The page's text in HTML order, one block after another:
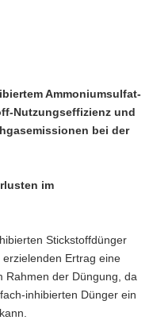
Ammoniumsulfat-
Nutzungseffizienz und
bei der
im
Stickstoffdünger
Ertrag eine
Rahmen der Düngung, da
inhibierten Dünger ein